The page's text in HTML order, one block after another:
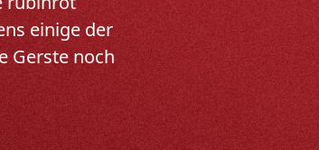
einige der
Gerste noch